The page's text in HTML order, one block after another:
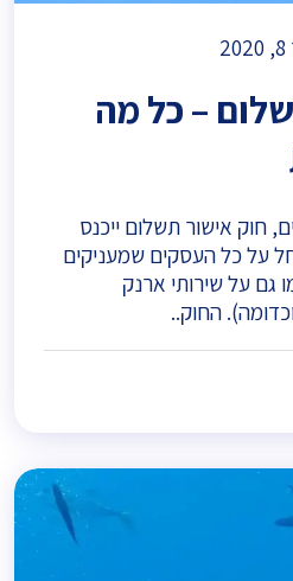
– כל מה
של 9 חודשים, חוק אישור תשלום ייכנס
ב 14.10.2020 ויחל על כל העסקים שמעניקים
גם על שירותי ארנק